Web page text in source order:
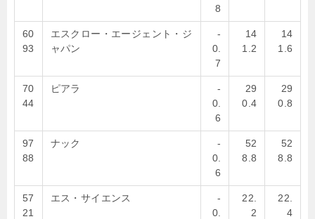
8
60
93
エスクロー・エージェント・ジ
ャパン
-
0.
7
14
1.2
14
1.6
70
44
ピアラ
-
0.
6
29
0.4
29
0.8
97
88
ナック
-
0.
6
52
8.8
52
8.8
57
21
エス・サイエンス
-
0.
22.
2
22.
4